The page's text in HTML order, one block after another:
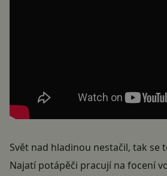
Svět nad hladinou nestačil, tak se
Najatí potápěči pracují na focení